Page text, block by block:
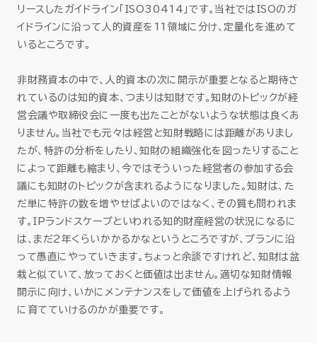
リースしたガイドライン「ISO30414」です。当社ではISOのガ
イドラインに沿って人的資産を11領域に分け、定量化を進めて
いるところです。
非財務資本の中で、人的資本の次に開示が重要となると期待さ
れているのは知的資本、つまりは知財です。知財のトピックが経
営会議や取締役会に一度も出たことがないような状態は良くあ
りません。当社でも元々は経営と知財戦略には距離がありまし
たが、特許の分析をしたり、知財の組織強化を図ったりすること
によって距離も縮まり、今ではそういった経営者の参加する会
議にも知財のトピックが含まれるようになりました。知財は、た
だ単に特許の数を増やせばよいのではなく、その質も問われま
す。IPランドスケープといわれる知的財産経営の状況になるに
は、まだ2年くらいかかるかなというところですが、プランに沿
って愚直にやっていきます。ちょっと余談ですけれど、知財は盆
栽と似ていて、放っておくと価値は出ません。適切な知財情報
開示に向け、いかにメンテナンスをして価値を上げられるよう
に育てていけるのかが重要です。